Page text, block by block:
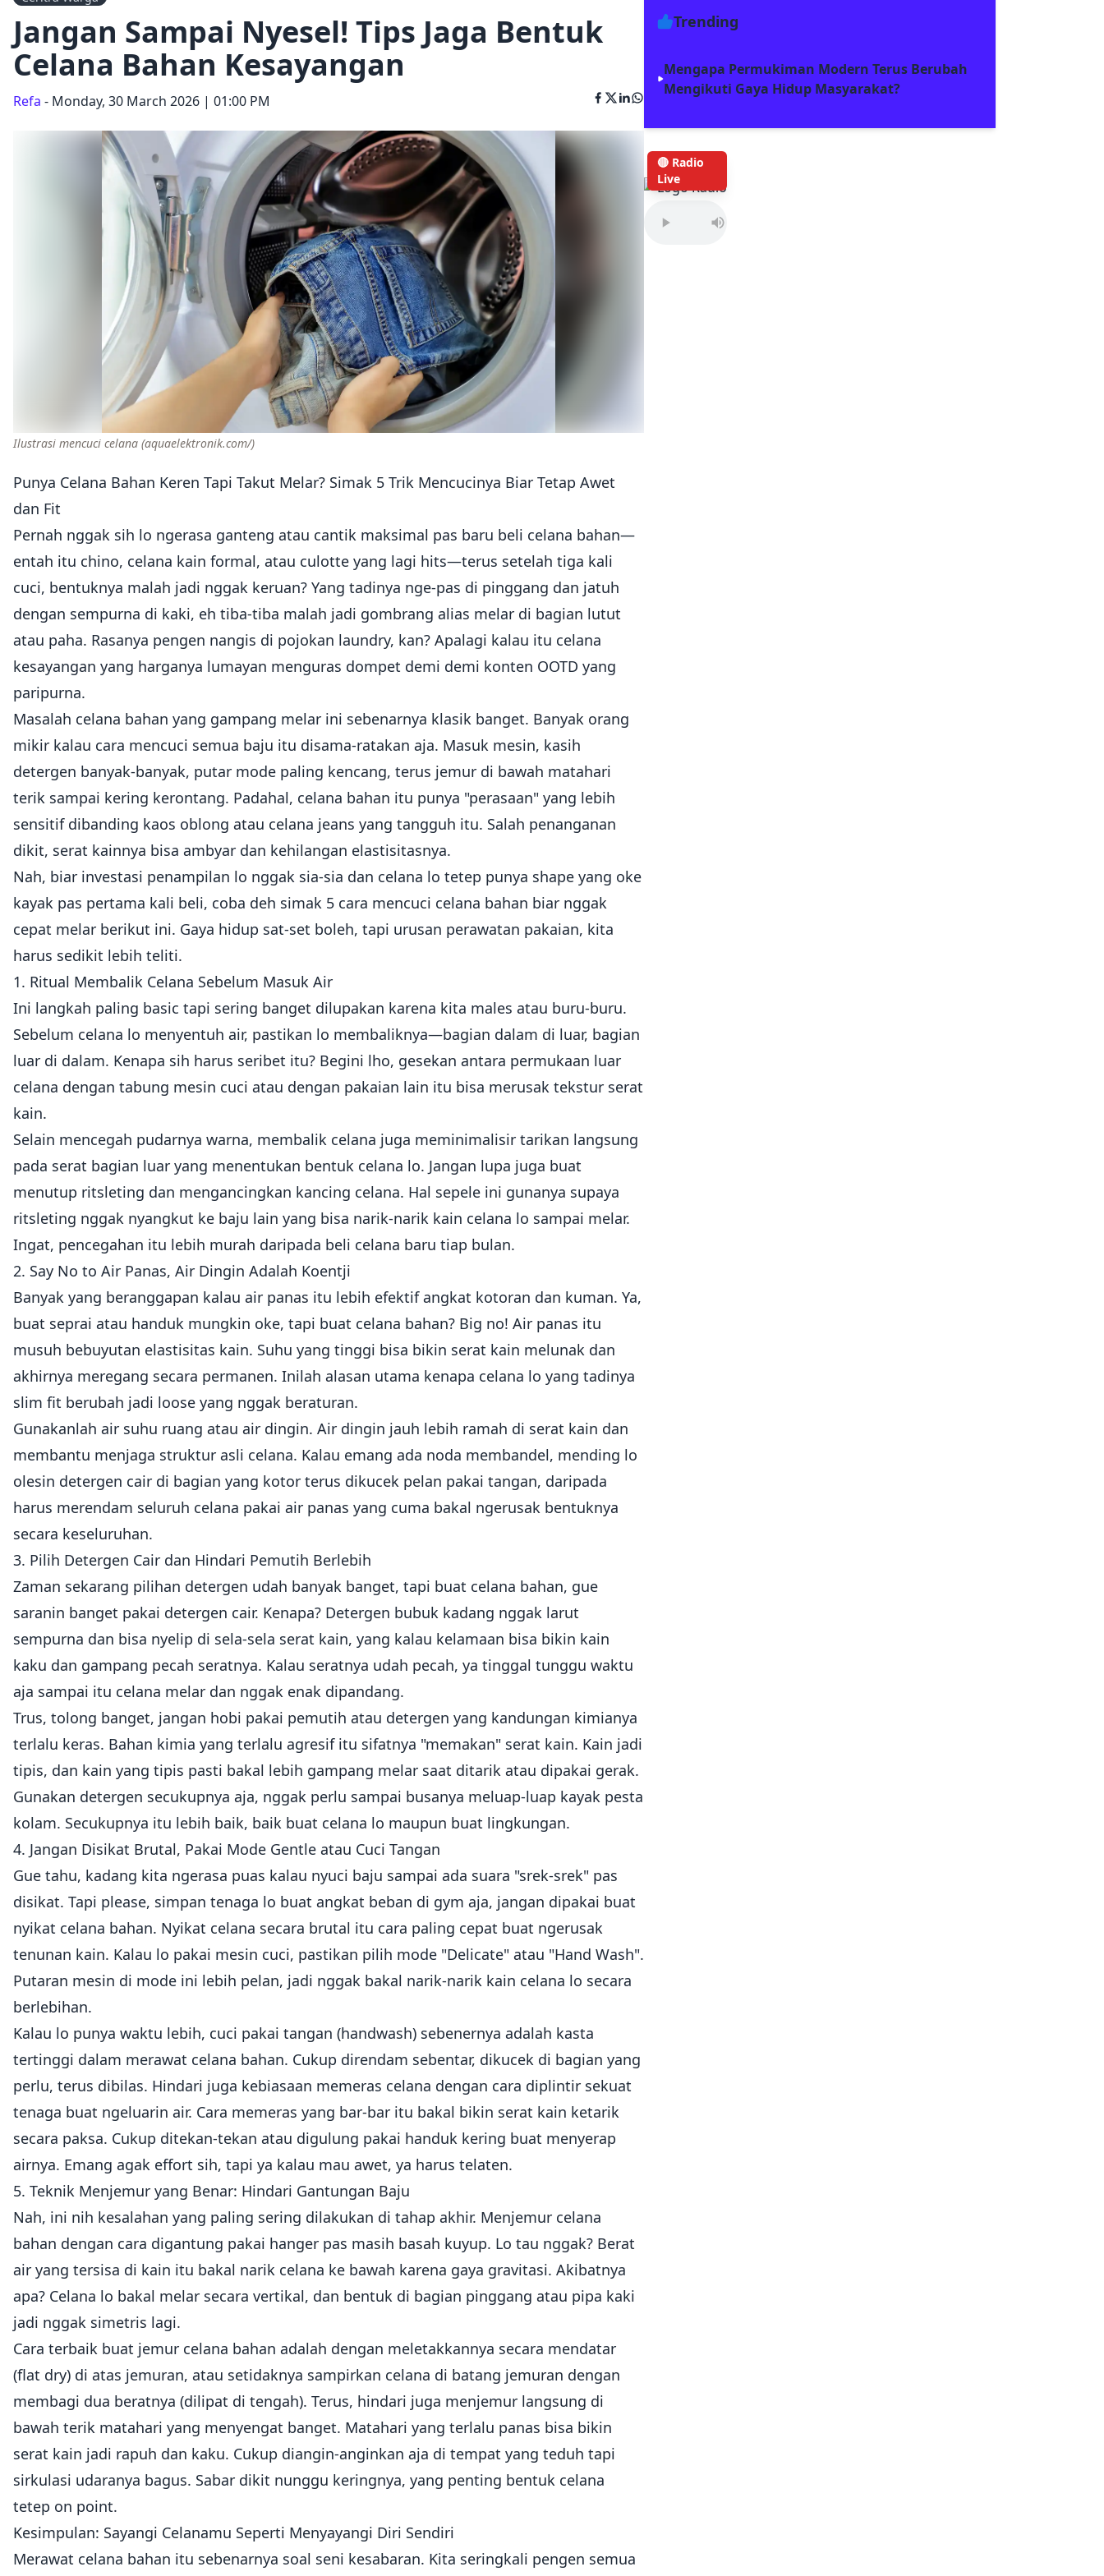
Jangan Sampai Nyesel! Tips Jaga Bentuk
Celana Bahan Kesayangan
Refa - Monday, 30 March 2026 | 01:00 PM
Ilustrasi mencuci celana (aquaelektronik.com/)
Punya Celana Bahan Keren Tapi Takut Melar? Simak 5 Trik Mencucinya Biar Tetap Awet
dan Fit
Pernah nggak sih lo ngerasa ganteng atau cantik maksimal pas baru beli celana bahan—
entah itu chino, celana kain formal, atau culotte yang lagi hits—terus setelah tiga kali
cuci, bentuknya malah jadi nggak keruan? Yang tadinya nge-pas di pinggang dan jatuh
dengan sempurna di kaki, eh tiba-tiba malah jadi gombrang alias melar di bagian lutut
atau paha. Rasanya pengen nangis di pojokan laundry, kan? Apalagi kalau itu celana
kesayangan yang harganya lumayan menguras dompet demi demi konten OOTD yang
paripurna.
Masalah celana bahan yang gampang melar ini sebenarnya klasik banget. Banyak orang
mikir kalau cara mencuci semua baju itu disama-ratakan aja. Masuk mesin, kasih
detergen banyak-banyak, putar mode paling kencang, terus jemur di bawah matahari
terik sampai kering kerontang. Padahal, celana bahan itu punya "perasaan" yang lebih
sensitif dibanding kaos oblong atau celana jeans yang tangguh itu. Salah penanganan
dikit, serat kainnya bisa ambyar dan kehilangan elastisitasnya.
Nah, biar investasi penampilan lo nggak sia-sia dan celana lo tetep punya shape yang oke
kayak pas pertama kali beli, coba deh simak 5 cara mencuci celana bahan biar nggak
cepat melar berikut ini. Gaya hidup sat-set boleh, tapi urusan perawatan pakaian, kita
harus sedikit lebih teliti.
1. Ritual Membalik Celana Sebelum Masuk Air
Ini langkah paling basic tapi sering banget dilupakan karena kita males atau buru-buru.
Sebelum celana lo menyentuh air, pastikan lo membaliknya—bagian dalam di luar, bagian
luar di dalam. Kenapa sih harus seribet itu? Begini lho, gesekan antara permukaan luar
celana dengan tabung mesin cuci atau dengan pakaian lain itu bisa merusak tekstur serat
kain.
Selain mencegah pudarnya warna, membalik celana juga meminimalisir tarikan langsung
pada serat bagian luar yang menentukan bentuk celana lo. Jangan lupa juga buat
menutup ritsleting dan mengancingkan kancing celana. Hal sepele ini gunanya supaya
ritsleting nggak nyangkut ke baju lain yang bisa narik-narik kain celana lo sampai melar.
Ingat, pencegahan itu lebih murah daripada beli celana baru tiap bulan.
2. Say No to Air Panas, Air Dingin Adalah Koentji
Banyak yang beranggapan kalau air panas itu lebih efektif angkat kotoran dan kuman. Ya,
buat seprai atau handuk mungkin oke, tapi buat celana bahan? Big no! Air panas itu
musuh bebuyutan elastisitas kain. Suhu yang tinggi bisa bikin serat kain melunak dan
akhirnya meregang secara permanen. Inilah alasan utama kenapa celana lo yang tadinya
slim fit berubah jadi loose yang nggak beraturan.
Gunakanlah air suhu ruang atau air dingin. Air dingin jauh lebih ramah di serat kain dan
membantu menjaga struktur asli celana. Kalau emang ada noda membandel, mending lo
olesin detergen cair di bagian yang kotor terus dikucek pelan pakai tangan, daripada
harus merendam seluruh celana pakai air panas yang cuma bakal ngerusak bentuknya
secara keseluruhan.
3. Pilih Detergen Cair dan Hindari Pemutih Berlebih
Zaman sekarang pilihan detergen udah banyak banget, tapi buat celana bahan, gue
saranin banget pakai detergen cair. Kenapa? Detergen bubuk kadang nggak larut
sempurna dan bisa nyelip di sela-sela serat kain, yang kalau kelamaan bisa bikin kain
kaku dan gampang pecah seratnya. Kalau seratnya udah pecah, ya tinggal tunggu waktu
aja sampai itu celana melar dan nggak enak dipandang.
Trus, tolong banget, jangan hobi pakai pemutih atau detergen yang kandungan kimianya
terlalu keras. Bahan kimia yang terlalu agresif itu sifatnya "memakan" serat kain. Kain jadi
tipis, dan kain yang tipis pasti bakal lebih gampang melar saat ditarik atau dipakai gerak.
Gunakan detergen secukupnya aja, nggak perlu sampai busanya meluap-luap kayak pesta
kolam. Secukupnya itu lebih baik, baik buat celana lo maupun buat lingkungan.
4. Jangan Disikat Brutal, Pakai Mode Gentle atau Cuci Tangan
Gue tahu, kadang kita ngerasa puas kalau nyuci baju sampai ada suara "srek-srek" pas
disikat. Tapi please, simpan tenaga lo buat angkat beban di gym aja, jangan dipakai buat
nyikat celana bahan. Nyikat celana secara brutal itu cara paling cepat buat ngerusak
tenunan kain. Kalau lo pakai mesin cuci, pastikan pilih mode "Delicate" atau "Hand Wash".
Putaran mesin di mode ini lebih pelan, jadi nggak bakal narik-narik kain celana lo secara
berlebihan.
Kalau lo punya waktu lebih, cuci pakai tangan (handwash) sebenernya adalah kasta
tertinggi dalam merawat celana bahan. Cukup direndam sebentar, dikucek di bagian yang
perlu, terus dibilas. Hindari juga kebiasaan memeras celana dengan cara diplintir sekuat
tenaga buat ngeluarin air. Cara memeras yang bar-bar itu bakal bikin serat kain ketarik
secara paksa. Cukup ditekan-tekan atau digulung pakai handuk kering buat menyerap
airnya. Emang agak effort sih, tapi ya kalau mau awet, ya harus telaten.
5. Teknik Menjemur yang Benar: Hindari Gantungan Baju
Nah, ini nih kesalahan yang paling sering dilakukan di tahap akhir. Menjemur celana
bahan dengan cara digantung pakai hanger pas masih basah kuyup. Lo tau nggak? Berat
air yang tersisa di kain itu bakal narik celana ke bawah karena gaya gravitasi. Akibatnya
apa? Celana lo bakal melar secara vertikal, dan bentuk di bagian pinggang atau pipa kaki
jadi nggak simetris lagi.
Cara terbaik buat jemur celana bahan adalah dengan meletakkannya secara mendatar
(flat dry) di atas jemuran, atau setidaknya sampirkan celana di batang jemuran dengan
membagi dua beratnya (dilipat di tengah). Terus, hindari juga menjemur langsung di
bawah terik matahari yang menyengat banget. Matahari yang terlalu panas bisa bikin
serat kain jadi rapuh dan kaku. Cukup diangin-anginkan aja di tempat yang teduh tapi
sirkulasi udaranya bagus. Sabar dikit nunggu keringnya, yang penting bentuk celana
tetep on point.
Kesimpulan: Sayangi Celanamu Seperti Menyayangi Diri Sendiri
Merawat celana bahan itu sebenarnya soal seni kesabaran. Kita seringkali pengen semua
Trending
Mengapa Permukiman Modern Terus Berubah
Mengikuti Gaya Hidup Masyarakat?
🔴 Radio
Live